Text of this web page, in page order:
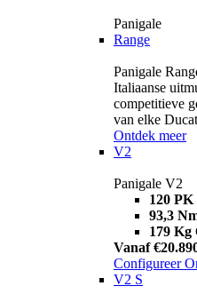
Panigale
Range
Panigale
Italiaanse
competitieve
van elke
Ontdek meer
V2
Panigale V2
120 PK
93,3
179 Kg
Vanaf
Configureer
V2 S